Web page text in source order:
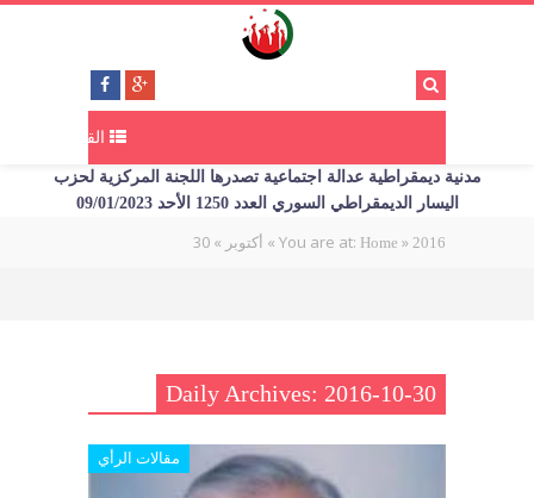
القائمة
مدنية ديمقراطية عدالة اجتماعية تصدرها اللجنة المركزية لحزب
اليسار الديمقراطي السوري العدد 1250 الأحد 09/01/2023
You are at: Home » 2016
» أكتوبر »
30
Daily Archives: 2016-10-30
مقالات الرأي